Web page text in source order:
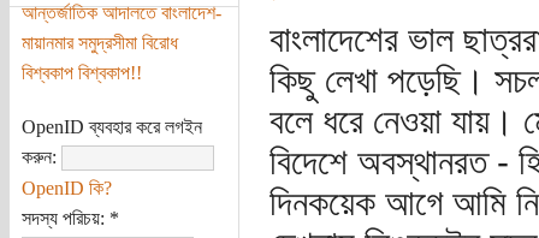
আন্তর্জাতিক আদালতে বাংলাদেশ-
মায়ানমার সমুদ্রসীমা বিরোধ
বিশ্বকাপ বিশ্বকাপ!!
OpenID ব্যবহার করে লগইন
করুন:
OpenID কি?
সদস্য পরিচয়: *
বাংলাদেশের ভাল
কিছু লেখা পড়েছি।
বলে ধরে নেওয়া যায়।
বিদেশে অবস্থানরত -
দিনকয়েক আগে আমি